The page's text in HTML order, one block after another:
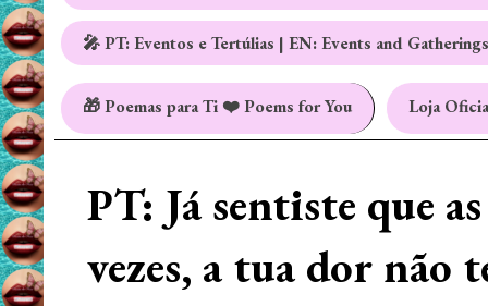
🎤 PT: Eventos e Tertúlias | EN: Events and Gatherings
🎁 Poemas para Ti ❤️ Poems for You Loja
PT: Já sentiste que
vezes, a tua dor não